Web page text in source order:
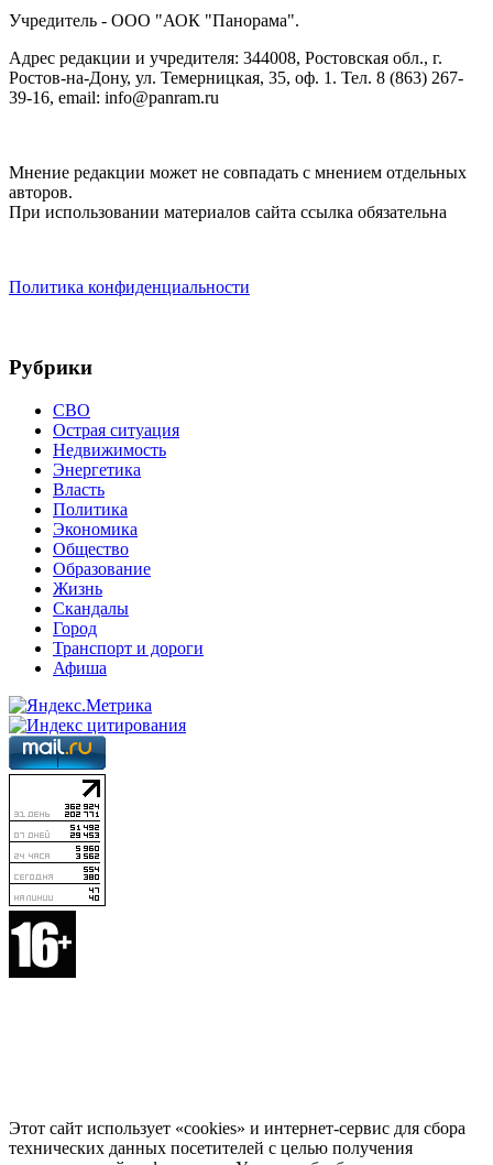
Учредитель - ООО "АОК "Панорама".
Адрес редакции и учредителя: 344008, Ростовская обл., г.
Ростов-на-Дону, ул. Темерницкая, 35, оф. 1. Тел. 8 (863) 267-
39-16, email: info@panram.ru
Мнение редакции может не совпадать с мнением отдельных
авторов.
При использовании материалов сайта ссылка обязательна
Политика конфиденциальности
Рубрики
СВО
Острая ситуация
Недвижимость
Энергетика
Власть
Политика
Экономика
Общество
Образование
Жизнь
Скандалы
Город
Транспорт и дороги
Афиша
Этот сайт использует «cookies» и интернет-сервис для сбора
технических данных посетителей с целью получения